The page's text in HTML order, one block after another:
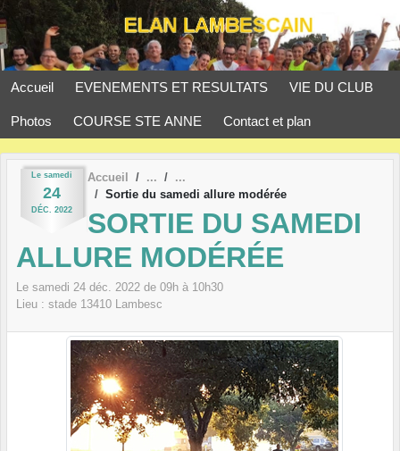
Accueil EVENEMENTS ET RESULTATS VIE DU CLUB
Photos COURSE STE ANNE Contact et plan
Le samedi
24
DÉC. 2022
Accueil
Sortie du samedi allure modérée
SORTIE DU SAMEDI
ALLURE MODÉRÉE
Le samedi 24 déc. 2022 de 09h à 10h30
Lieu : stade 13410 Lambesc
Panneau de gestion des cookies